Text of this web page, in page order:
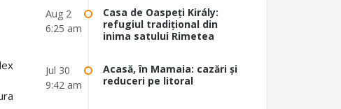
Aug 2
6:25 am
Casa de Oaspeți Király:
refugiul tradițional din
inima satului Rimetea
Jul 30
9:42 am
Acasă, în Mamaia: cazări și
reduceri pe litoral